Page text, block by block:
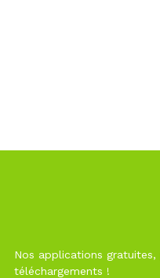
Nos applications gratuites,
téléchargements !